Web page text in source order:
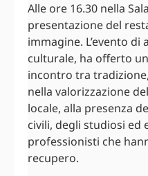
Alle ore 16.30 nella
presentazione del
immagine. L’evento
culturale, ha offerto
incontro tra
nella valorizzazione
locale, alla presenza
civili, degli studiosi ed
professionisti che
recupero.